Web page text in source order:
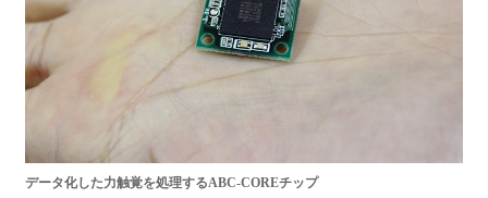
データ化した力触覚を処理するABC-COREチップ